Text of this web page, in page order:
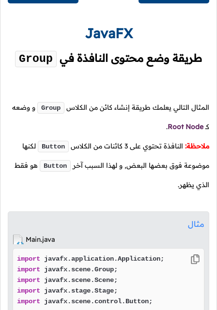
JavaFX
طريقة وضع محتوى النافذة في Group
المثال التالي يعلمك طريقة إنشاء كائن من الكلاس Group و وضعه
كـRoot Node
.
ملاحظة: النافذة تحتوي على 3 كائنات من الكلاس Button لكنها
موضوعة فوق بعضها البعض, و لهذا السبب آخر Button هو فقط
الذي يظهر.
مثال
Main.java
import
import
import
import
import javafx.scene.control.Button;